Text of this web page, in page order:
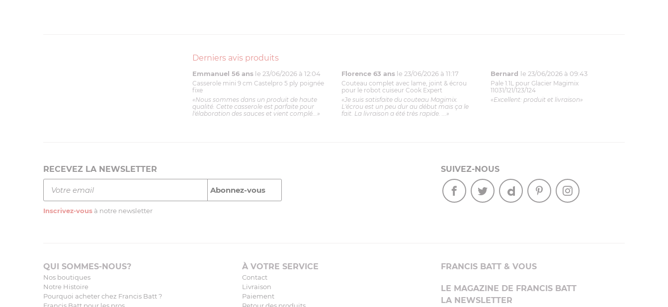
Derniers avis produits
Emmanuel 56 ans le 23/06/2026 à 12:04
Casserole mini 9 cm Castelpro 5 ply poignée
fixe
«Nous sommes dans un produit de haute
qualité. Cette casserole est parfaite pour
l'élaboration des sauces et vient complé...»
Florence 63 ans le 23/06/2026 à 11:17
Couteau complet avec lame, joint & écrou
pour le robot cuiseur Cook Expert
«Je suis satisfaite du couteau Magimix.
L'écrou est un peu dur au début mais ça le
fait. La livraison a été très rapide. ...»
Bernard le 23/06/2026 à 09:43
Pale 1.1L pour Glacier Magimix
11031/121/123/124
«Excellent: produit et livraison»
RECEVEZ LA NEWSLETTER
Inscrivez-vous à notre newsletter
SUIVEZ-NOUS
QUI SOMMES-NOUS?
Nos boutiques
Notre Histoire
Pourquoi acheter chez Francis Batt ?
À VOTRE SERVICE
Contact
Livraison
Paiement
FRANCIS BATT & VOUS
LE MAGAZINE DE FRANCIS BATT
LA NEWSLETTER